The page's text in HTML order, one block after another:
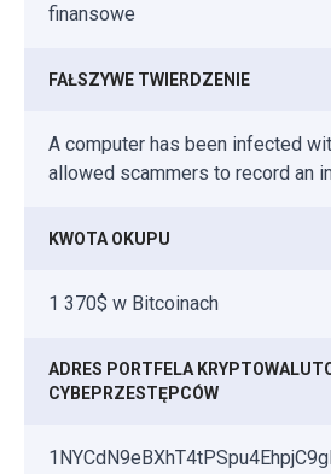
finansowe
FAŁSZYWE TWIERDZENIE
A computer has been infected
allowed scammers to record an
KWOTA OKUPU
1 370$ w Bitcoinach
ADRES PORTFELA
CYBEPRZESTĘPCÓW